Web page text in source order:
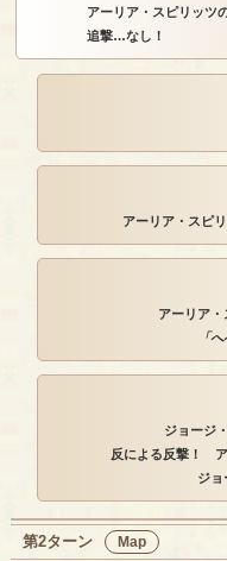
アーリア・スピリッツ
追撃…なし！
アーリア・スピ
アーリア・
「
ジョージ
反による反撃！ ア
ジョ
第2ターン Map